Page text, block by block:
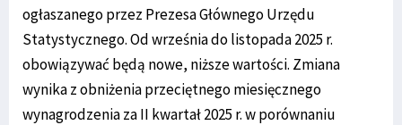
ogłaszanego przez Prezesa Głównego Urzędu
Statystycznego. Od września do listopada 2025 r.
obowiązywać będą nowe, niższe wartości. Zmiana
wynika z obniżenia przeciętnego miesięcznego
wynagrodzenia za II kwartał 2025 r. w porównaniu